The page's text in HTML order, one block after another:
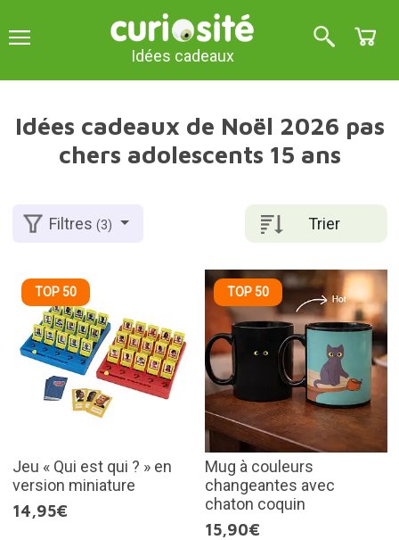
Idées cadeaux
Idées cadeaux de Noël 2026 pas
chers adolescents 15 ans
Trier
Filtres(3)
TOP 50
Jeu « Qui est qui ? » en
version miniature
14,95€
TOP 50
Mug à couleurs
changeantes avec
chaton coquin
15,90€